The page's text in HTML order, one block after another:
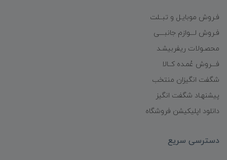
فـروش موبایـل و تبــلت
فـروش لـــوازم جانبـــی
محصـولات ریفربیشـد
فـــروش عُمـده کــالا
شگفت انگیزان منتخب
پیشنهـاد شگفت انگیز
دانلود اپلیکیشن فروشگاه
دسترسی سریع